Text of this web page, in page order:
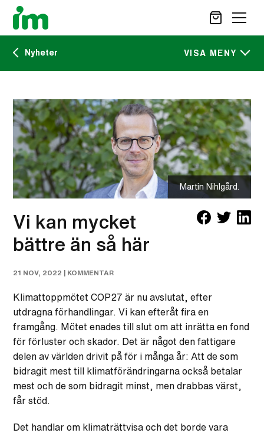
OM IM
CAREER SITE
VAD VI GÖR
VAD DU KAN GÖRA
AKTUELLT
SÖK
Nyheter VISA MENY
IM:s tidskrift
Nyheter
Martin Nihlgård.
Vi kan mycket
bättre än så här
21 NOV, 2022 | KOMMENTAR
Klimattoppmötet COP27 är nu avslutat, efter
utdragna förhandlingar. Vi kan efteråt fira en
framgång. Mötet enades till slut om att inrätta en fond
för förluster och skador. Det är något den fattigare
delen av världen drivit på för i många år: Att de som
bidragit mest till klimatförändringarna också betalar
mest och de som bidragit minst, men drabbas värst,
får stöd.
Det handlar om klimaträttvisa och det borde vara